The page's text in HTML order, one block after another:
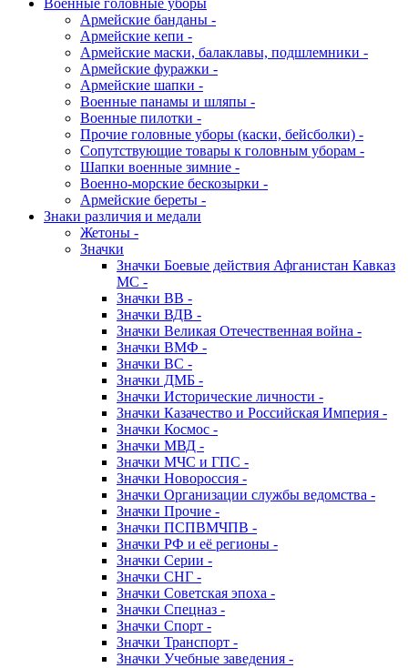
Военные головные уборы
Армейские банданы -
Армейские кепи -
Армейские маски, балаклавы, подшлемники -
Армейские фуражки -
Армейские шапки -
Военные панамы и шляпы -
Военные пилотки -
Прочие головные уборы (каски, бейсболки) -
Сопутствующие товары к головным уборам -
Шапки военные зимние -
Военно-морские бескозырки -
Армейские береты -
Знаки различия и медали
Жетоны -
Значки
Значки Боевые действия Афганистан Кавказ
МС -
Значки ВВ -
Значки ВДВ -
Значки Великая Отечественная война -
Значки ВМФ -
Значки ВС -
Значки ДМБ -
Значки Исторические личности -
Значки Казачество и Российская Империя -
Значки Космос -
Значки МВД -
Значки МЧС и ГПС -
Значки Новороссия -
Значки Организации службы ведомства -
Значки Прочие -
Значки ПСПВМЧПВ -
Значки РФ и её регионы -
Значки Серии -
Значки СНГ -
Значки Советская эпоха -
Значки Спецназ -
Значки Спорт -
Значки Транспорт -
Значки Учебные заведения -